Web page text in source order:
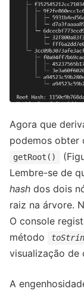
Agora que
podemos obter
getRoot()
Lembre-se de
hash dos dois
raiz na árvore.
O console
método
visualização de
A